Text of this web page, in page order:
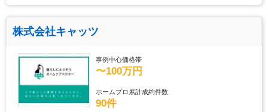
株式会社キャッツ
事例中心価格帯
〜100万円
ホームプロ累計成約件数
90件